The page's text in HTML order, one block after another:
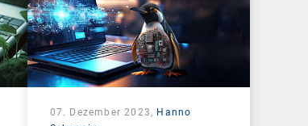
07. Dezember 2023, Hanno